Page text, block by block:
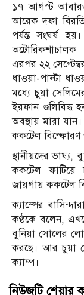
১৭ আগস্ট
আরেক দফা
পর্যন্ত সংঘর্ষ
এরপর ২২
ধাওয়া-পাল্টা
মধ্যে চুয়া
ইরফান গুলিবিদ্ধ
অবস্থায় মারা
ককটেল বিস্ফোরণ
স্থানীয়দের
ককটেল ফাটিয়ে
জায়গায় ককটেল
ক্যাম্পের
কণ্ঠকে বলেন,
বুনিয়া সোলের
করছে। আর চুয়া
ক্যাম্প।
নিউজটি শেয়ার